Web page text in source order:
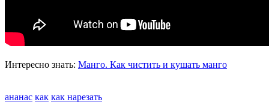
Интересно знать: Манго. Как чистить и кушать манго
ананас как как нарезать